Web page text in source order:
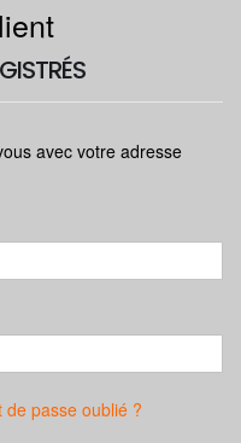
avec votre adresse
de passe oublié ?